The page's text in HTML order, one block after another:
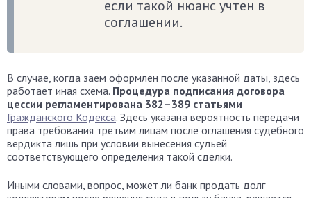
если такой нюанс учтен в
соглашении.
В случае, когда заем оформлен после указанной даты, здесь
работает иная схема. Процедура подписания договора
цессии регламентирована 382–389 статьями
Гражданского Кодекса. Здесь указана вероятность передачи
права требования третьим лицам после оглашения судебного
вердикта лишь при условии вынесения судьей
соответствующего определения такой сделки.
Иными словами, вопрос, может ли банк продать долг